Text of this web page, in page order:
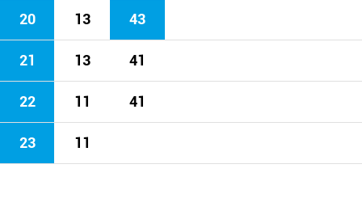
20 13 43
21 13 41
22 11 41
23 11